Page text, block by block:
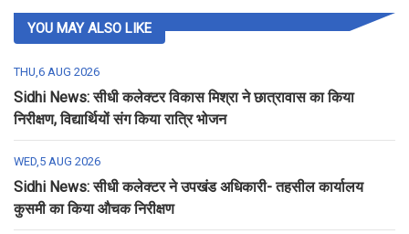
YOU MAY ALSO LIKE
THU,6 AUG 2026
Sidhi News: सीधी कलेक्टर विकास मिश्रा ने छात्रावास का किया
निरीक्षण, विद्यार्थियों संग किया रात्रि भोजन
WED,5 AUG 2026
Sidhi News: सीधी कलेक्टर ने उपखंड अधिकारी- तहसील कार्यालय
कुसमी का किया औचक निरीक्षण